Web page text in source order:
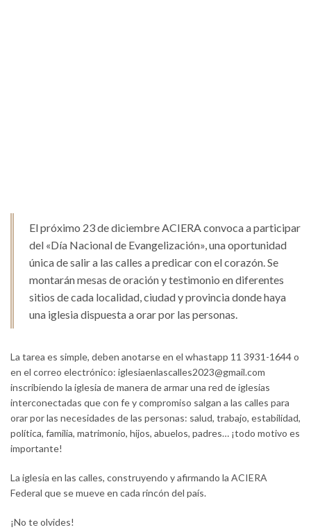
El próximo 23 de diciembre ACIERA convoca a participar
del «Día Nacional de Evangelización», una oportunidad
única de salir a las calles a predicar con el corazón. Se
montarán mesas de oración y testimonio en diferentes
sitios de cada localidad, ciudad y provincia donde haya
una iglesia dispuesta a orar por las personas.
La tarea es simple, deben anotarse en el whastapp 11 3931-1644 o
en el correo electrónico: iglesiaenlascalles2023@gmail.com
inscribiendo la iglesia de manera de armar una red de iglesias
interconectadas que con fe y compromiso salgan a las calles para
orar por las necesidades de las personas: salud, trabajo, estabilidad,
política, familia, matrimonio, hijos, abuelos, padres… ¡todo motivo es
importante!
La iglesia en las calles, construyendo y afirmando la ACIERA
Federal que se mueve en cada rincón del país.
¡No te olvides!